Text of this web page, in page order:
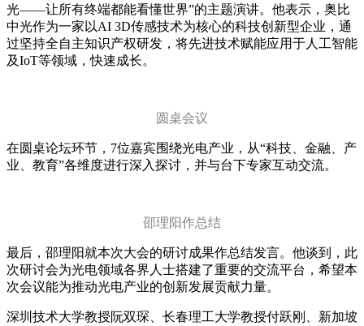
光——让所有终端都能看懂世界”的主题演讲。他表示，奥比
中光作为一家以AI 3D传感技术为核心的科技创新型企业，通
过坚持全自主知识产权研发，将先进技术赋能应用于人工智能
及IoT等领域，快速成长。
圆桌会议
在圆桌论坛环节，7位嘉宾围绕光电产业，从“科技、金融、产
业、教育”各维度进行深入探讨，并与台下专家互动交流。
邵理阳作总结
最后，邵理阳就本次大会的研讨成果作总结发言。他谈到，此
次研讨会为光电领域各界人士搭建了重要的交流平台，希望本
次会议能为推动光电产业的创新发展贡献力量。
深圳技术大学教授阮双琛、长春理工大学教授付跃刚、新加坡